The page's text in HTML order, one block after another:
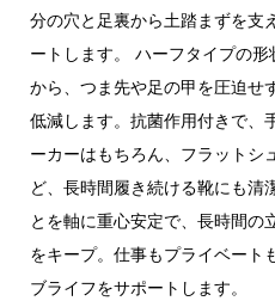
分の穴と足裏から土踏まずを支
ートします。 ハーフタイプの
から、つま先や足の甲を圧迫せ
低減します。抗菌作用付きで、
ーカーはもちろん、フラットシ
ど、長時間履き続ける靴にも清
とを軸に重心安定で、長時間の
をキープ。仕事もプライベート
ブライフをサポートします。